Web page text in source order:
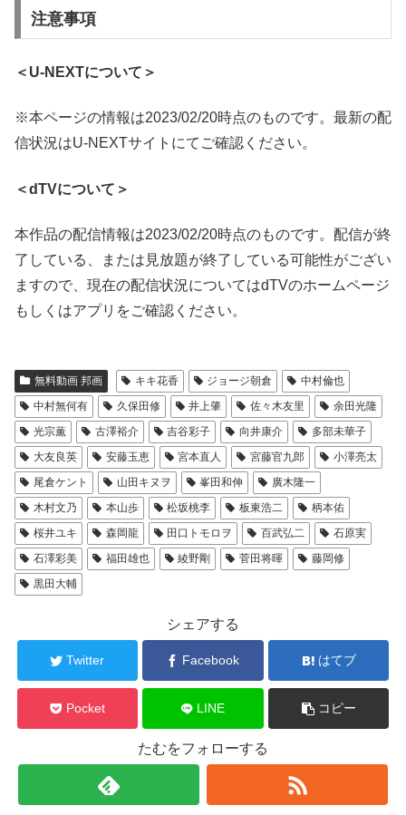
注意事項
＜U-NEXTについて＞
※本ページの情報は2023/02/20時点のものです。最新の配
信状況はU-NEXTサイトにてご確認ください。
＜dTVについて＞
本作品の配信情報は2023/02/20時点のものです。配信が終
了している、または見放題が終了している可能性がござい
ますので、現在の配信状況についてはdTVのホームページ
もしくはアプリをご確認ください。
無料動画 邦画 キキ花香 ジョージ朝倉
中村倫也
中村無何有
久保田修 井上肇 佐々木友里
余田光隆
光宗薫
古澤裕介 吉谷彩子 向井康介
多部未華子
大友良英
安藤玉恵 宮本直人 宮藤官九郎
小澤亮太
尾倉ケント
山田キヌヲ 峯田和伸
廣木隆一
木村文乃
本山歩 松坂桃李 板東浩二
柄本佑
桜井ユキ
森岡龍 田口トモロヲ 百武弘二
石原実
石澤彩美
福田雄也 綾野剛 菅田将暉
藤岡修
黒田大輔
シェアする
Twitter Facebook はてブ
Pocket LINE コピー
たむをフォローする